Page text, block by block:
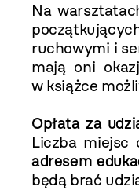
Na
ruchowymi i
mają oni
w książce
Opłata za
Liczba miejsc
adresem
będą brać